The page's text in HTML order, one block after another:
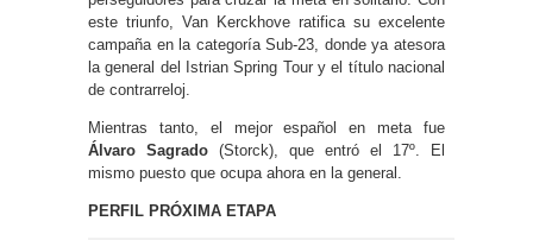
este triunfo, Van Kerckhove ratifica su excelente
campaña en la categoría Sub-23, donde ya atesora
la general del Istrian Spring Tour y el título nacional
de contrarreloj.
Mientras tanto, el mejor español en meta fue
Álvaro Sagrado (Storck), que entró el 17º. El
mismo puesto que ocupa ahora en la general.
PERFIL PRÓXIMA ETAPA